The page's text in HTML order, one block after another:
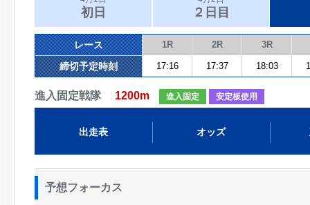
初日 ２日目
レース 1R 2R 3R
締切予定時刻 17:16 17:37 18:03
進入固定戦隊 1200m 進入固定 安定板使用
出走表 オッズ
予想フォーカス